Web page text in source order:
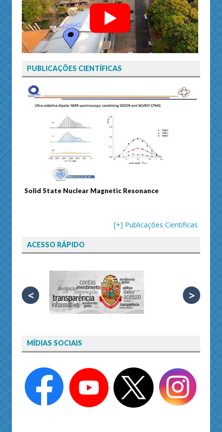
PUBLICAÇÕES CIENTÍFICAS
Solid State Nuclear Magnetic Resonance
[+] Publicações Científicas
ACESSO RÁPIDO
< >
MÍDIAS SOCIAIS